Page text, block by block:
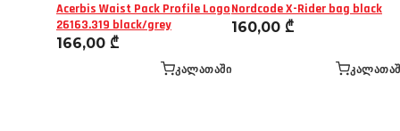
Acerbis Waist Pack Profile Logo
26163.319 black/grey
166,00 ₾
ᲙᲐᲚᲐᲗᲐᲨᲘ
Nordcode X-Rider bag black
160,00 ₾